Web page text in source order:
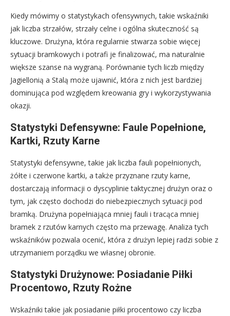
Kiedy mówimy o statystykach ofensywnych, takie wskaźniki
jak liczba strzałów, strzały celne i ogólna skuteczność są
kluczowe. Drużyna, która regularnie stwarza sobie więcej
sytuacji bramkowych i potrafi je finalizować, ma naturalnie
większe szanse na wygraną. Porównanie tych liczb między
Jagiellonią a Stalą może ujawnić, która z nich jest bardziej
dominująca pod względem kreowania gry i wykorzystywania
okazji.
Statystyki Defensywne: Faule Popełnione,
Kartki, Rzuty Karne
Statystyki defensywne, takie jak liczba fauli popełnionych,
żółte i czerwone kartki, a także przyznane rzuty karne,
dostarczają informacji o dyscyplinie taktycznej drużyn oraz o
tym, jak często dochodzi do niebezpiecznych sytuacji pod
bramką. Drużyna popełniająca mniej fauli i tracąca mniej
bramek z rzutów karnych często ma przewagę. Analiza tych
wskaźników pozwala ocenić, która z drużyn lepiej radzi sobie z
utrzymaniem porządku we własnej obronie.
Statystyki Drużynowe: Posiadanie Piłki
Procentowo, Rzuty Rożne
Wskaźniki takie jak posiadanie piłki procentowo czy liczba